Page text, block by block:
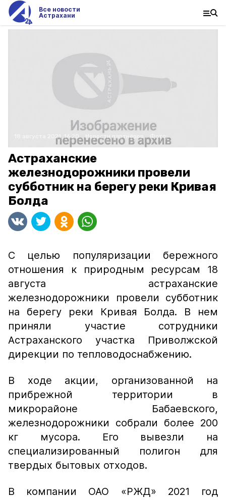
Все новости
Астрахани
18 августа 2021, 16:20 Новости партнёров Фото:
Астраханские
железнодорожники провели
субботник на берегу реки Кривая
Болда
С целью популяризации бережного
отношения к природным ресурсам 18
августа астраханские
железнодорожники провели субботник
на берегу реки Кривая Болда. В нем
приняли участие сотрудники
Астраханского участка Приволжской
дирекции по тепловодоснабжению.
В ходе акции, организованной на
прибрежной территории в
микрорайоне Бабаевского,
железнодорожники собрали более 200
кг мусора. Его вывезли на
специализированный полигон для
твердых бытовых отходов.
В компании ОАО «РЖД» 2021 год